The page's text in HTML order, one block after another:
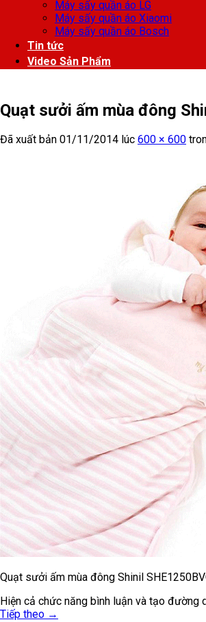
Máy sấy quần áo LG
Máy sấy quần áo Xiaomi
Máy sấy quần áo Bosch
Tin tức
Video Sản Phẩm
Quạt sưởi ấm mùa đông
Đã xuất bản 01/11/2014 lúc 600 × 600
Quạt sưởi ấm mùa đông Shinil
Hiện cả chức năng bình luận và tạo đường
Tiếp theo →